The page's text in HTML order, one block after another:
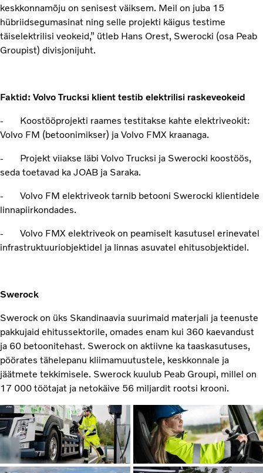
keskkonnamõju on senisest väiksem. Meil on juba 15
hübriidsegumasinat ning selle projekti käigus testime
täiselektrilisi veokeid,” ütleb Hans Orest, Swerocki (osa Peab
Groupist) divisjonijuht.
Faktid: Volvo Trucksi klient testib elektrilisi raskeveokeid
- Koostööprojekti raames testitakse kahte elektriveokit:
Volvo FM (betoonimikser) ja Volvo FMX kraanaga.
- Projekt viiakse läbi Volvo Trucksi ja Swerocki koostöös,
seda toetavad ka JOAB ja Saraka.
- Volvo FM elektriveok tarnib betooni Swerocki klientidele
linnapiirkondades.
- Volvo FMX elektriveok on peamiselt kasutusel erinevatel
infrastruktuuriobjektidel ja linnas asuvatel ehitusobjektidel.
Swerock
Swerock on üks Skandinaavia suurimaid materjali ja teenuste
pakkujaid ehitussektorile, omades enam kui 360 kaevandust
ja 60 betoonitehast. Swerock on aktiivne ka taaskasutuses,
pöörates tähelepanu kliimamuutustele, keskkonnale ja
jäätmete tekkimisele. Swerock kuulub Peab Groupi, millel on
17 000 töötajat ja netokäive 56 miljardit rootsi krooni.